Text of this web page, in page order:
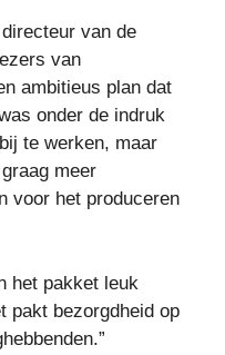
van de
van
ambitieus plan dat
onder de indruk
te werken, maar
meer
voor het produceren
het pakket leuk
pakt bezorgdheid op